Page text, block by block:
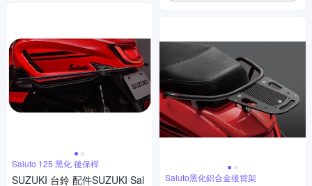
Saluto 125 黑化 後保桿
SUZUKI 台鈴 配件SUZUKI Sal
Saluto黑化鋁合金後貨架